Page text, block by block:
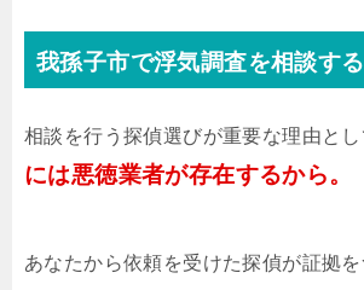
我孫子市で浮気調査を相談す
相談を行う探偵選びが重要な理由とし
には悪徳業者が存在するから。
あなたから依頼を受けた探偵が証拠